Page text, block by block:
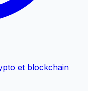
et blockchain